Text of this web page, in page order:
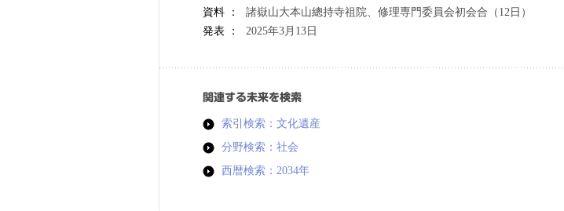
資料 ：
諸嶽山大本山總持寺祖院、修理専門委員会初会合（12日）
発表 ：
2025年3月13日
関連する未来を検索
索引検索：文化遺産
分野検索：社会
西暦検索：2034年